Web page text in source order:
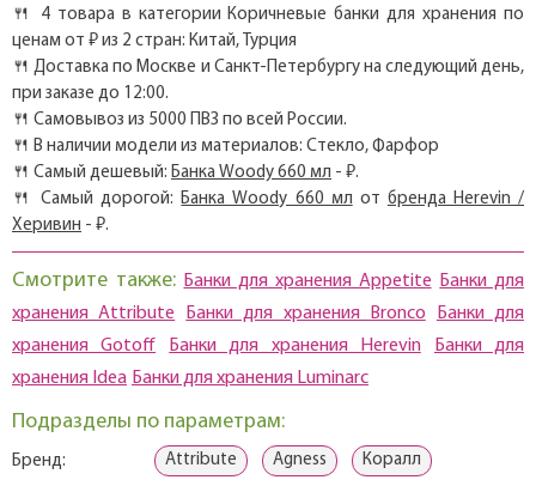
🍴 4 товара в категории Коричневые банки для хранения по
ценам от ₽ из 2 стран: Китай, Турция
🍴 Доставка по Москве и Санкт-Петербургу на следующий день,
при заказе до 12:00.
🍴 Самовывоз из 5000 ПВЗ по всей России.
🍴 В наличии модели из материалов: Стекло, Фарфор
🍴 Самый дешевый: Банка Woody 660 мл - ₽.
🍴 Самый дорогой:Банка Woody 660 мл от бренда Herevin /
Херивин - ₽.
Смотрите также: Банки для хранения Appetite Банки для
хранения Attribute
Банки для хранения Bronco
Банки для
хранения Gotoff
Банки для хранения Herevin
Банки для
хранения Idea Банки для хранения Luminarc
Подразделы по параметрам:
Бренд: Attribute Agness Коралл